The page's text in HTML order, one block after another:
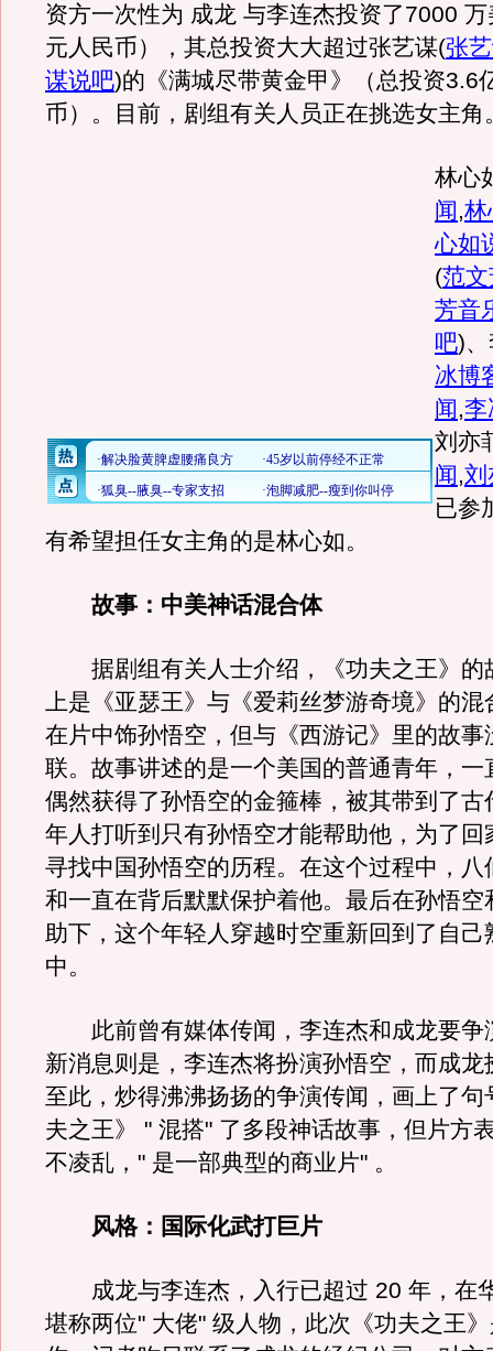
资方一次性为 成龙 与李连杰投资了7000
元人民币），其总投资大大超过张艺谋(张
谋说吧)的《满城尽带黄金甲》（总投资3.6
币）。目前，剧组有关人员正在挑选女主角
林心
闻,林
心如
(范
芳音
吧)
冰博
闻,李
刘亦
闻,刘
已参
有希望担任女主角的是林心如。
故事：中美神话混合体
据剧组有关人士介绍，《功夫之王》的
上是《亚瑟王》与《爱莉丝梦游奇境》的混
在片中饰孙悟空，但与《西游记》里的故事
联。故事讲述的是一个美国的普通青年，一
偶然获得了孙悟空的金箍棒，被其带到了古
年人打听到只有孙悟空才能帮助他，为了回
寻找中国孙悟空的历程。在这个过程中，八
和一直在背后默默保护着他。最后在孙悟空
助下，这个年轻人穿越时空重新回到了自己
中。
此前曾有媒体传闻，李连杰和成龙要争
新消息则是，李连杰将扮演孙悟空，而成龙
至此，炒得沸沸扬扬的争演传闻，画上了句
夫之王》 " 混搭" 了多段神话故事，但片方
不凌乱，" 是一部典型的商业片" 。
风格：国际化武打巨片
成龙与李连杰，入行已超过 20 年，在
堪称两位" 大佬" 级人物，此次《功夫之王